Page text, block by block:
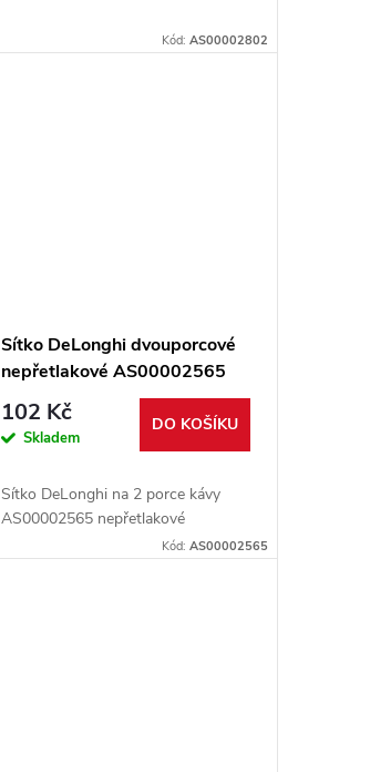
Kód: AS00002802
Sítko DeLonghi dvouporcové
nepřetlakové AS00002565
102 Kč
Skladem
DO KOŠÍKU
Sítko DeLonghi na 2 porce kávy
AS00002565 nepřetlakové
Kód: AS00002565